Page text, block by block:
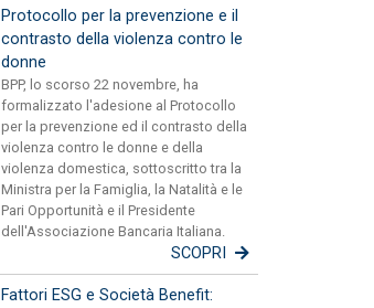
Protocollo per la prevenzione e il
contrasto della violenza contro le
donne
BPP, lo scorso 22 novembre, ha
formalizzato l'adesione al Protocollo
per la prevenzione ed il contrasto della
violenza contro le donne e della
violenza domestica, sottoscritto tra la
Ministra per la Famiglia, la Natalità e le
Pari Opportunità e il Presidente
dell'Associazione Bancaria Italiana.
SCOPRI
Fattori ESG e Società Benefit: